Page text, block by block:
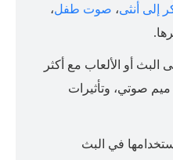
إلى أنثى، صوت طفل،
أو الألعاب مع أكثر
من 800 تأثير صوتي، 200 ميم صوتي، وتأثيرات
في البث